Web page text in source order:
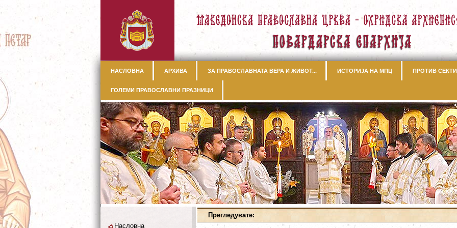
НАСЛОВНА АРХИВА ЗА ПРАВОСЛАВНАТА ВЕРА И ЖИВОТ... ИСТОРИЈА НА МПЦ ПРОТИВ
ГОЛЕМИ ПРАВОСЛАВНИ ПРАЗНИЦИ
Прегледувате:
Насловна